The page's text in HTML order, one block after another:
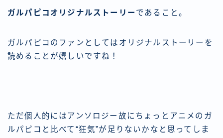
ガルパピコオリジナルストーリー であること。
ガルパピコのファンとしてはオリジナルストーリーを
読めることが嬉しいですね！
ただ個人的にはアンソロジー故にちょっとアニメのガ
ルパピコと比べて“狂気”が足りないかなと思ってしま